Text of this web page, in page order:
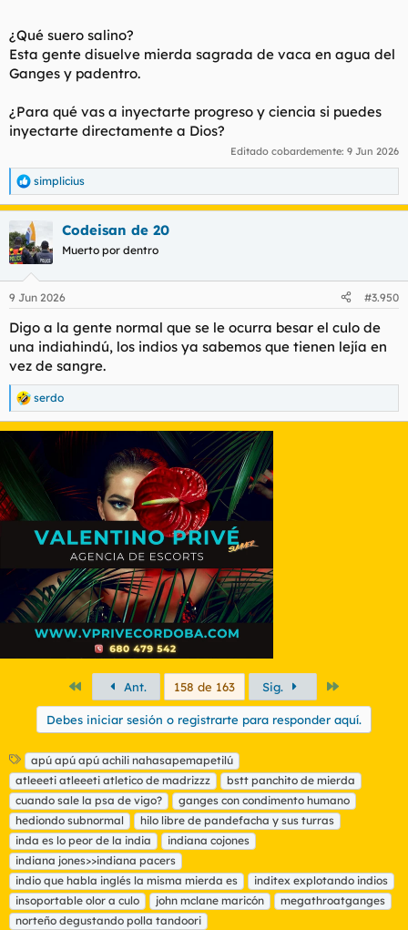
¿Qué suero salino?
Esta gente disuelve mierda sagrada de vaca en agua del
Ganges y padentro.
¿Para qué vas a inyectarte progreso y ciencia si puedes
inyectarte directamente a Dios?
Editado cobardemente: 9 Jun 2026
R
e
a
c
c
i
e
:
simplicius
Codeisan de 20
Muerto por dentro
9 Jun 2026 #3.950
Digo a la gente normal que se le ocurra besar el culo de
una indiahindú, los indios ya sabemos que tienen lejía en
vez de sangre.
R
e
a
o
n
e
serdo
PrimeroAnt. 158 de 163 Sig.
Debes iniciar sesión o registrarte para responder aquí.
E
t
i
q
u
e
t
a
s
apú apú apú achili nahasapemapetilú
atleeeti atleeeti atletico de madrizzz
bstt panchito de mierda
cuando sale la psa de vigo?
ganges con condimento humano
hediondo subnormal
hilo libre de pandefacha y sus turras
inda es lo peor de la india
indiana cojones
indiana jones>>indiana pacers
indio que habla inglés la misma mierda es
inditex explotando indios
insoportable olor a culo
john mclane maricón
megathroatganges
norteño degustando polla tandoori